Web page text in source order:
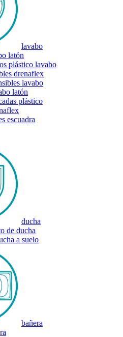
lavabo
latón
plástico lavabo
drenaflex
lavabo
latón
plástico
escuadra
ducha
de ducha
a suelo
bañera